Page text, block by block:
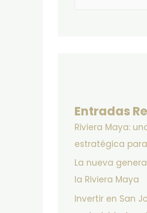
Entradas
Riviera Maya:
estratégica
La nueva
la Riviera Maya
Invertir en San